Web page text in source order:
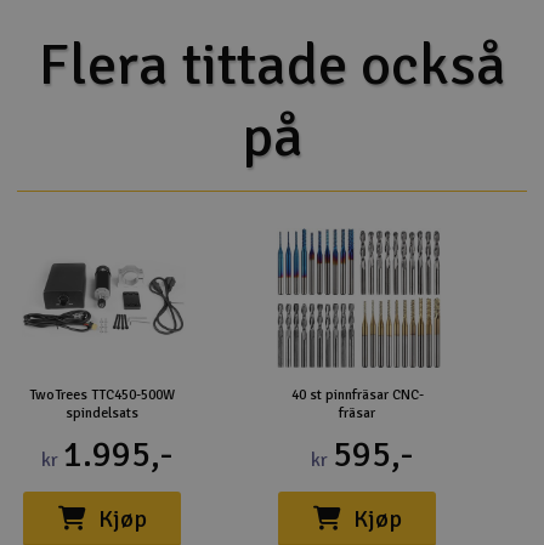
Flera tittade också
på
TwoTrees TTC450-500W
spindelsats
kr 1.995,-
Kjøp
40 st pinnfräsar CNC-
fräsar
kr 595,-
Kjøp